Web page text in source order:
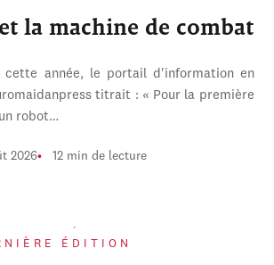
la machine de combat
cette année, le portail d'information en
titrait : « Pour la première
robot…
2026 12 min de lecture
ÉDITION